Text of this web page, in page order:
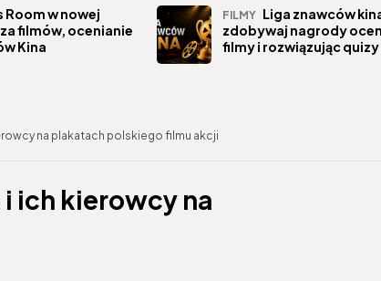
Room w nowej
filmów, ocenianie
Kina
FILMY Liga znawców
zdobywaj nagrody
filmy i rozwiązując quizy
na plakatach polskiego filmu akcji
ich kierowcy na